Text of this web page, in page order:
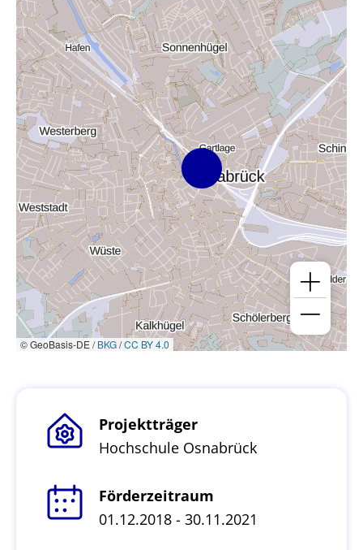
© GeoBasis-DE /BKG/CC BY 4.0
Projektträger
Hochschule Osnabrück
Förderzeitraum
01.12.2018 - 30.11.2021